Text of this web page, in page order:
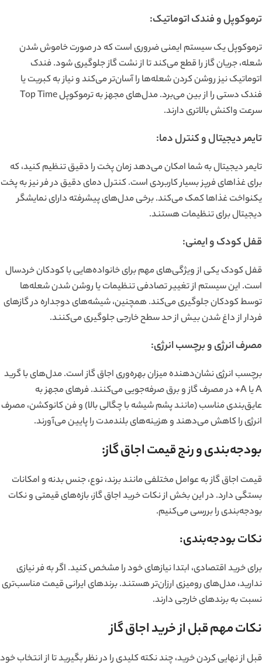
ترموکوپل و فندک اتوماتیک:
ترموکوپل یک سیستم ایمنی ضروری است که در صورت خاموش شدن
شعله، جریان گاز را قطع می‌کند تا از نشت گاز جلوگیری شود. فندک
اتوماتیک نیز روشن کردن شعله‌ها را آسان‌تر می‌کند و نیاز به کبریت یا
فندک دستی را از بین می‌برد. مدل‌های مجهز به ترموکوپل Top Time
سرعت واکنش بالاتری دارند.
تایمر دیجیتال و کنترل دما:
تایمر دیجیتال به شما امکان می‌دهد زمان پخت را دقیق تنظیم کنید، که
برای غذاهای فرپز بسیار کاربردی است. کنترل دمای دقیق در فر نیز به پخت
یکنواخت غذاها کمک می‌کند. برخی مدل‌های پیشرفته دارای نمایشگر
دیجیتال برای تنظیمات هستند.
قفل کودک و ایمنی:
قفل کودک یکی از ویژگی‌های مهم برای خانواده‌هایی با کودکان خردسال
است. این سیستم از تغییر تصادفی تنظیمات یا روشن شدن شعله‌ها
توسط کودکان جلوگیری می‌کند. همچنین، شیشه‌های دوجداره در گازهای
فردار از داغ شدن بیش از حد سطح خارجی جلوگیری می‌کنند.
مصرف انرژی و برچسب انرژی:
برچسب انرژی نشان‌دهنده میزان بهره‌وری اجاق گاز است. مدل‌های با گرید
A یا A+ در مصرف گاز و برق صرفه‌جویی می‌کنند. فرهای مجهز به
عایق‌بندی مناسب (مانند پشم شیشه با چگالی بالا) و فن کانوکشن، مصرف
انرژی را کاهش می‌دهند و هزینه‌های بلندمدت را پایین می‌آورند.
بودجه‌بندی و رنج قیمت اجاق گاز:
قیمت اجاق گاز به عوامل مختلفی مانند برند، نوع، جنس بدنه و امکانات
بستگی دارد. در این بخش از نکات خرید اجاق گاز، بازه‌های قیمتی و نکات
بودجه‌بندی را بررسی می‌کنیم.
نکات بودجه‌بندی:
برای خرید اقتصادی، ابتدا نیازهای خود را مشخص کنید. اگر به فر نیازی
ندارید، مدل‌های رومیزی ارزان‌تر هستند. برندهای ایرانی قیمت مناسب‌تری
نسبت به برندهای خارجی دارند.
نکات مهم قبل از خرید اجاق گاز
قبل از نهایی کردن خرید، چند نکته کلیدی را در نظر بگیرید تا از انتخاب خود